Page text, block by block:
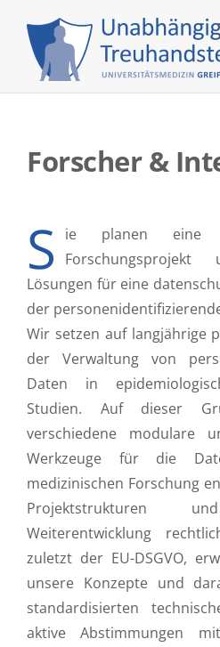
content
Forscher &
S
ie planen eine
Lösungen für eine
der
Wir setzen auf langjährige
der Verwaltung von
Daten in
Studien. Auf dieser
verschiedene modulare
Werkzeuge für die
medizinischen Forschung
Projektstrukturen
Weiterentwicklung
zuletzt der EU-DSGVO,
unsere Konzepte und
standardisierten
aktive Abstimmungen